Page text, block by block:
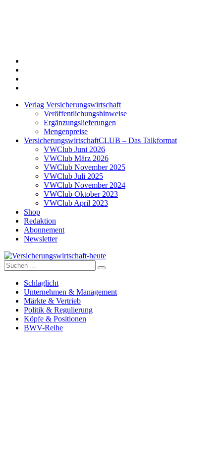
Verlag Versicherungswirtschaft
Veröffentlichungshinweise
Ergänzungslieferungen
Mengenpreise
VersicherungswirtschaftCLUB – Das Talkformat
VWClub Juni 2026
VWClub März 2026
VWClub November 2025
VWClub Juli 2025
VWClub November 2024
VWClub Oktober 2023
VWClub April 2023
Shop
Redaktion
Abonnement
Newsletter
Versicherungswirtschaft-heute
Suche
nach:
Schlaglicht
Unternehmen & Management
Märkte & Vertrieb
Politik & Regulierung
Köpfe & Positionen
BWV-Reihe